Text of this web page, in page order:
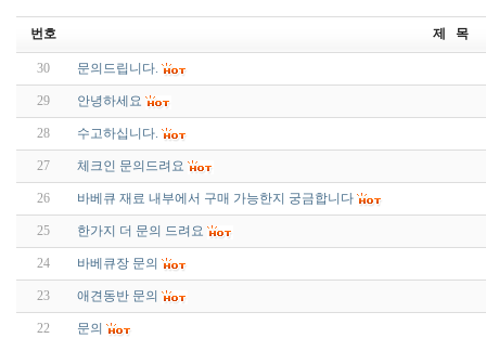
번호 제 목
30 문의드립니다.
29 안녕하세요
28 수고하십니다.
27 체크인 문의드려요
26 바베큐 재료 내부에서 구매 가능한지 궁금합니다
25 한가지 더 문의 드려요
24 바베큐장 문의
23 애견동반 문의
22 문의